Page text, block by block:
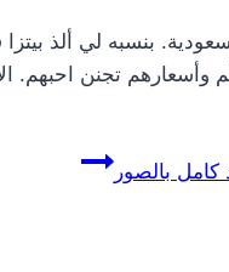
تذوقوها في السعودية.
وأسعارهم تجنن